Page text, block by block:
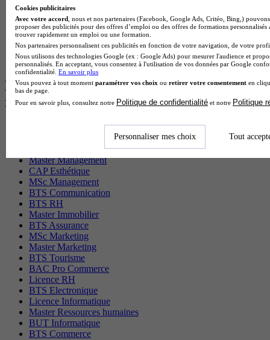
BTS Domotique en alternance
BAC Pro Agora en alternance
BTS Sta en alternance
BTS Iris en alternance
BTS Tpl en alternance
BTS Ati en alternance
Les diplômes par filière les plus
recherchés
Master Management
CAP Esthétique
MSc Management
BTS Communication
BTS RH
Master Immobilier
BTS Assurance
MSc Marketing
Master Marketing
BTS Tourisme
BAC Pro Commerce
Licence RH
BTS Electronique
Licence Informatique
Master Ressources humaines
BUT Informatique
BTS Commerce
Cookies publicitaires
Avec votre accord , nous et nos partenaires (Facebook, Google Ads, Critéo, Bing,)
proposer des publicités pour des offres d’emploi ou des offres de formations
trouver rapidement un emploi ou une formation.
Nos partenaires personnalisent ces publicités en fonction de votre navigation, de votre
Nous utilisons des technologies Google (ex : Google Ads) pour mesurer l'audience et
personnalisés. En acceptant, vous consentez à l'utilisation de vos données par Google
confidentialité. En savoir plus
Vous pouvez à tout moment paramétrer vos choix ou retirer votre consentement en
bas de page.
Pour en savoir plus, consultez notre Politique de confidentialité et notre Politique
Personnaliser mes choix Tout